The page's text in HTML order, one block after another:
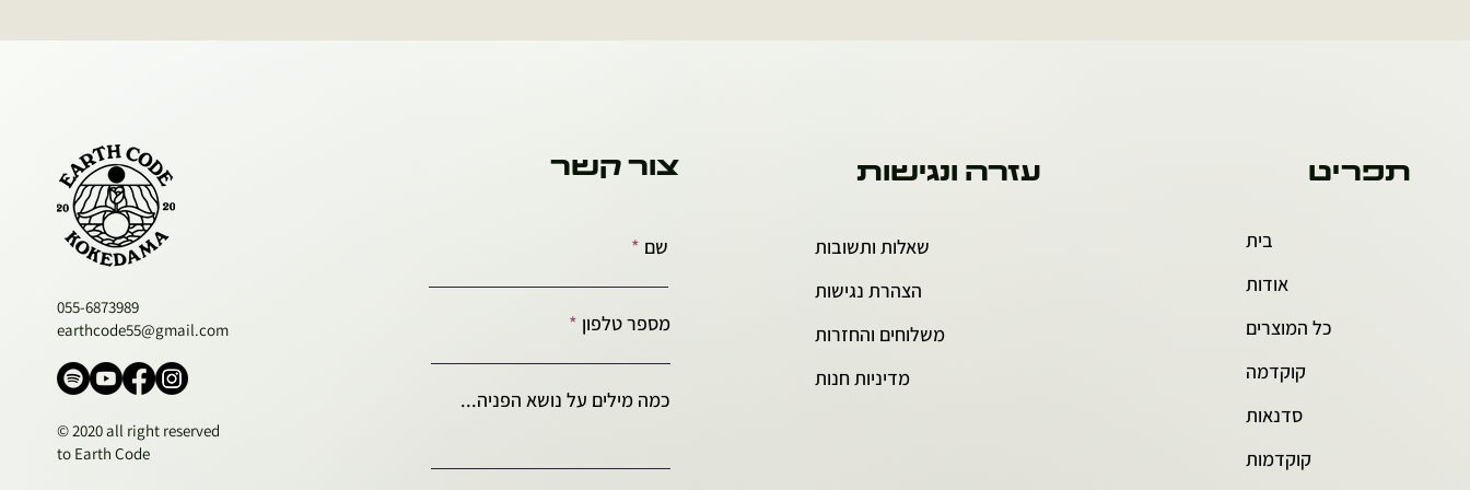
055-6873989
earthcode55@gmail.com
© 2020 all right reserved
to Earth Code
צור קשר
שם
מספר טלפון
כמה מילים על נושא הפניה...
עזרה ונגישות
שאלות ותשובות
הצהרת נגישות
משלוחים והחזרות
מדיניות חנות
תפריט
בית
אודות
כל המוצרים
קוקדמה
סדנאות
קוקדמות